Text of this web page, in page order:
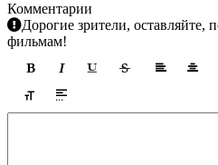
Комментарии
Дорогие зрители,
фильмам!